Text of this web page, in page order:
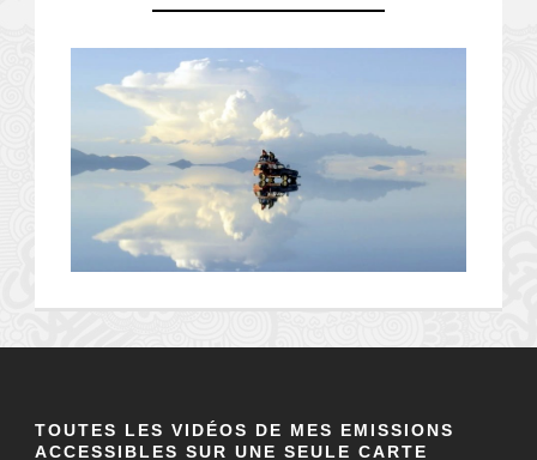
TOUTES LES VIDÉOS DE MES EMISSIONS
ACCESSIBLES SUR UNE SEULE CARTE